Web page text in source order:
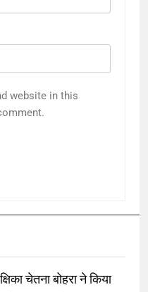
website in this
चेतना बोहरा ने किया